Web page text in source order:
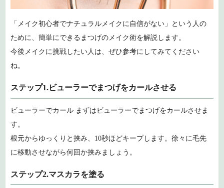
「メイク初心者でナチュラルメイクに自信がない」という人の
ために、簡単にできるまつげのメイク術を解説します。
今後メイクに挑戦したい人は、ぜひ参考にしてみてください
ね。
ステップ1.ビューラーでまつげをカールさせる
ビューラーでカール まずはビューラーでまつげをカールさせま
す。
根元からゆっくりと挟み、10秒ほどキープします。徐々に毛先
に移動させながら何回か挟みましょう。
ステップ2.マスカラを塗る